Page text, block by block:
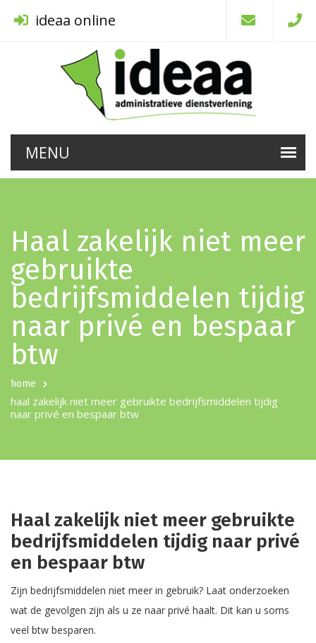
ideaa online
Haal zakelijk niet meer
gebruikte
bedrijfsmiddelen tijdig
naar privé en bespaar
btw
home
haal zakelijk niet meer gebruikte bedrijfsmiddelen tijdig
naar privé en bespaar btw
Haal zakelijk niet meer gebruikte
bedrijfsmiddelen tijdig naar privé
en bespaar btw
Zijn bedrijfsmiddelen niet meer in gebruik? Laat onderzoeken
wat de gevolgen zijn als u ze naar privé haalt. Dit kan u soms
veel btw besparen.